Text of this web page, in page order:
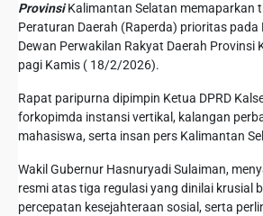
ProvinsiKalimantan Selatan memaparkan
Peraturan Daerah (Raperda) prioritas pada
Dewan Perwakilan Rakyat Daerah Provinsi
pagi Kamis ( 18/2/2026).
Rapat paripurna dipimpin Ketua DPRD
forkopimda instansi vertikal, kalangan
mahasiswa, serta insan pers Kalimantan
Wakil Gubernur Hasnuryadi Sulaiman,
resmi atas tiga regulasi yang dinilai krusial
percepatan kesejahteraan sosial, serta